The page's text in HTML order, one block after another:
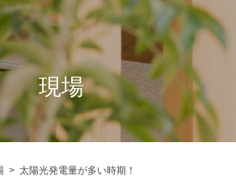
現場
太陽光発電量が多い時期！